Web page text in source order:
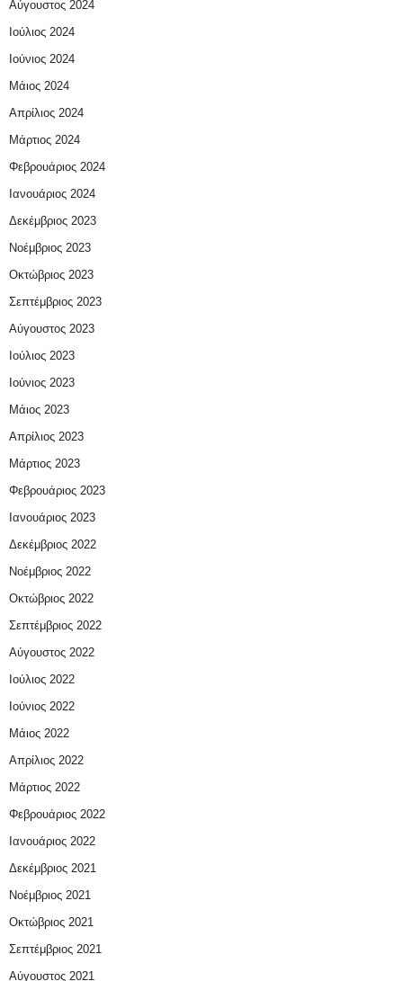
Αύγουστος 2024
Ιούλιος 2024
Ιούνιος 2024
Μάιος 2024
Απρίλιος 2024
Μάρτιος 2024
Φεβρουάριος 2024
Ιανουάριος 2024
Δεκέμβριος 2023
Νοέμβριος 2023
Οκτώβριος 2023
Σεπτέμβριος 2023
Αύγουστος 2023
Ιούλιος 2023
Ιούνιος 2023
Μάιος 2023
Απρίλιος 2023
Μάρτιος 2023
Φεβρουάριος 2023
Ιανουάριος 2023
Δεκέμβριος 2022
Νοέμβριος 2022
Οκτώβριος 2022
Σεπτέμβριος 2022
Αύγουστος 2022
Ιούλιος 2022
Ιούνιος 2022
Μάιος 2022
Απρίλιος 2022
Μάρτιος 2022
Φεβρουάριος 2022
Ιανουάριος 2022
Δεκέμβριος 2021
Νοέμβριος 2021
Οκτώβριος 2021
Σεπτέμβριος 2021
Αύγουστος 2021